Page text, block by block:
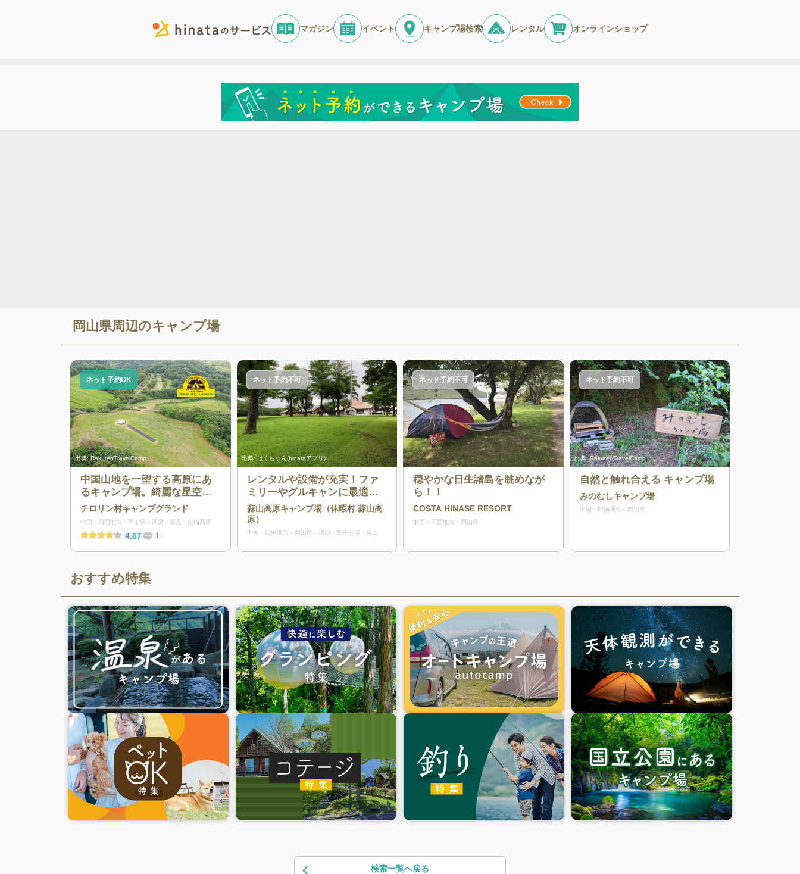
マガジン イベント キャンプ場検索 レンタル オンラインショップ
岡山県周辺のキャンプ場
出典:RakutenTravelCamp
ネット予約OK
中国山地を一望する高原にあ
るキャンプ場。綺麗な星空が
辺り一面を彩ります。
チロリン村キャンプグランド
中国・四国地方 岡山県 高梁・新見・吉備高原
4.67 1
出典:はくちゃん(hinataアプリ)
ネット予約不可
レンタルや設備が充実！ファ
ミリーやグルキャンに最適な
高規格のキャンプ場
蒜山高原キャンプ場（休暇村 蒜山高
原）
中国・四国地方 岡山県 津山・美作三湯・蒜山
ネット予約不可
穏やかな日生諸島を眺めなが
ら！！
COSTA HINASE RESORT
中国・四国地方 岡山県
出典:RakutenTravelCamp
ネット予約不可
自然と触れ合える キャンプ場
みのむしキャンプ場
中国・四国地方 岡山県
おすすめ特集
検索一覧へ戻る